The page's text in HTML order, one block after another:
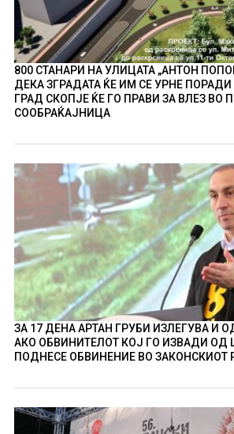
800 СТАНАРИ НА УЛИЦАТА „АНТОН
ДЕКА ЗГРАДАТА ЌЕ ИМ СЕ УРНЕ
ГРАД СКОПЈЕ ЌЕ ГО ПРАВИ ЗА ВЛЕЗ ВО
СООБРАЌАЈНИЦА
ЗА 17 ДЕНА АРТАН ГРУБИ ИЗЛЕГУВА И
АКО ОБВИНИТЕЛОТ КОЈ ГО ИЗВАДИ ОД
ПОДНЕСЕ ОБВИНЕНИЕ ВО ЗАКОНСКИОТ